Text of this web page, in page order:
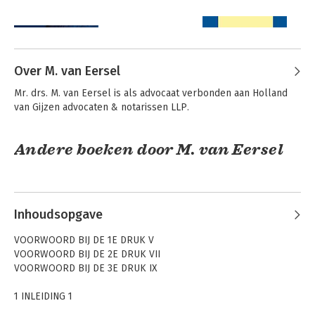
Rechtspersonenrecht
Over M. van Eersel
Mr. drs. M. van Eersel is als advocaat verbonden aan Holland
van Gijzen advocaten & notarissen LLP.
Andere boeken door M. van Eersel
Inhoudsopgave
VOORWOORD BIJ DE 1E DRUK V
VOORWOORD BIJ DE 2E DRUK VII
VOORWOORD BIJ DE 3E DRUK IX
1 INLEIDING 1